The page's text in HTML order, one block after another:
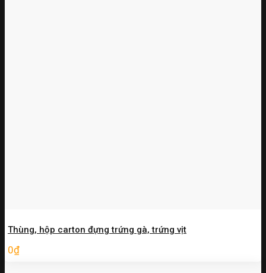
Thùng, hộp carton đựng trứng gà, trứng vịt
0₫